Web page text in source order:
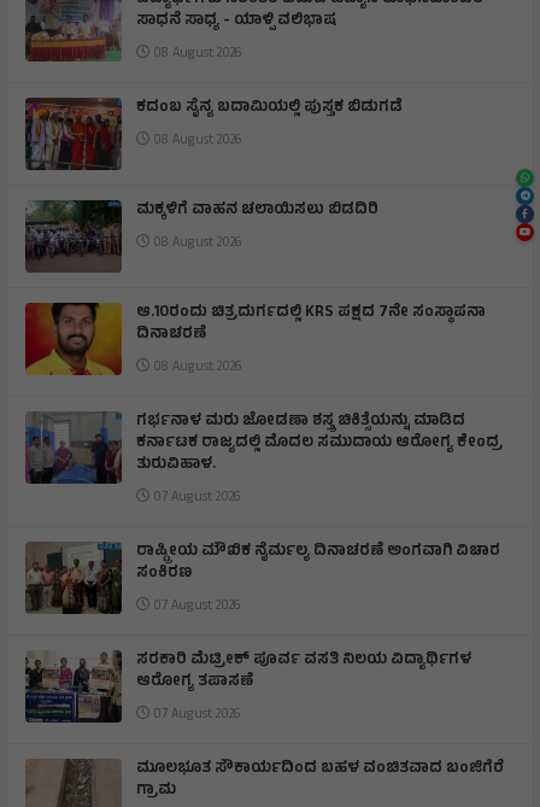
ಸಾಧನೆ ಸಾಧ್ಯ - ಯಾಳ್ಪಿ ವಲಿಭಾಷ
08 August 2026
ಕದಂಬ ಸೈನ್ಯ ಬದಾಮಿಯಲ್ಲಿ ಪುಸ್ತಕ ಬಿಡುಗಡೆ
08 August 2026
ಮಕ್ಕಳಿಗೆ ವಾಹನ ಚಲಾಯಿಸಲು ಬಿಡದಿರಿ
08 August 2026
ಆ.10ರಂದು ಚಿತ್ರದುರ್ಗದಲ್ಲಿ KRS ಪಕ್ಷದ 7ನೇ ಸಂಸ್ಥಾಪನಾ
ದಿನಾಚರಣೆ
08 August 2026
ಗರ್ಭನಾಳ ಮರು ಜೋಡಣಾ ಶಸ್ತ್ರ ಚಿಕಿತ್ಸೆಯನ್ನು ಮಾಡಿದ
ಕರ್ನಾಟಕ ರಾಜ್ಯದಲ್ಲಿ ಮೊದಲ ಸಮುದಾಯ ಆರೋಗ್ಯ ಕೇಂದ್ರ
ತುರುವಿಹಾಳ.
07 August 2026
ರಾಷ್ಟ್ರೀಯ ಮೌಖಿಕ ನೈರ್ಮಲ್ಯ ದಿನಾಚರಣೆ ಅಂಗವಾಗಿ ವಿಚಾರ
ಸಂಕಿರಣ
07 August 2026
ಸರಕಾರಿ ಮೆಟ್ರೀಕ್ ಪೂರ್ವ ವಸತಿ ನಿಲಯ ವಿದ್ಯಾರ್ಥಿಗಳ
ಆರೋಗ್ಯ ತಪಾಸಣೆ
07 August 2026
ಮೂಲಭೂತ ಸೌಕಾರ್ಯದಿಂದ ಬಹಳ ವಂಚಿತವಾದ ಬಂಜಿಗೆರೆ
ಗ್ರಾಮ